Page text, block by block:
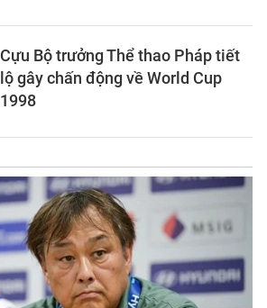
Cựu Bộ trưởng Thể thao Pháp tiết
lộ gây chấn động về World Cup
1998